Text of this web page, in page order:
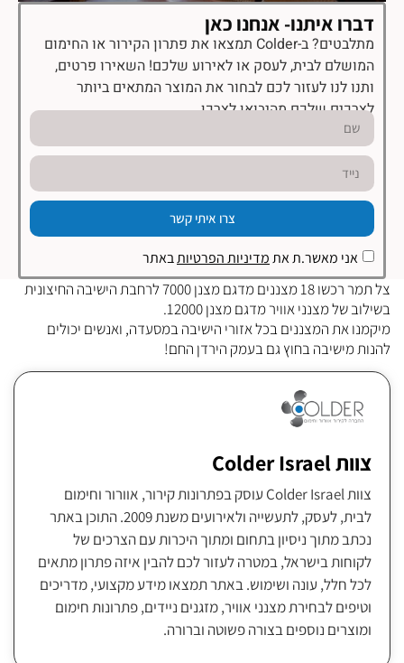
דברו איתנו- אנחנו כאן
מתלבטים? ב-Colder תמצאו את פתרון הקירור או החימום
המושלם לבית, לעסק או לאירוע שלכם! השאירו פרטים,
ותנו לנו לעזור לכם לבחור את המוצר המתאים ביותר
לצרכים שלכם מהיבואן לצרכן.
אני מאשר.ת אתמדיניות הפרטיותבאתר
צרו איתי קשר
צל תמר רכשו 18 מצננים מדגם מצנן 7000 לרחבת הישיבה החיצונית
בשילוב של מצנני אוויר מדגם מצנן 12000.
מיקמנו את המצננים בכל אזורי הישיבה במסעדה, ואנשים יכולים
להנות מישיבה בחוץ גם בעמק הירדן החם!
צוות Colder Israel
צוות Colder Israel עוסק בפתרונות קירור, אוורור וחימום
לבית, לעסק, לתעשייה ולאירועים משנת 2009. התוכן באתר
נכתב מתוך ניסיון בתחום ומתוך היכרות עם הצרכים של
לקוחות בישראל, במטרה לעזור לכם להבין איזה פתרון מתאים
לכל חלל, עונה ושימוש. באתר תמצאו מידע מקצועי, מדריכים
וטיפים לבחירת מצנני אוויר, מזגנים ניידים, פתרונות חימום
ומוצרים נוספים בצורה פשוטה וברורה.